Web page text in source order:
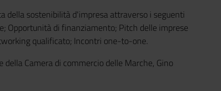
della sostenibilità d'impresa attraverso i seguenti
Opportunità di finanziamento; Pitch delle imprese
qualificato; Incontri one-to-one.
Camera di commercio delle Marche, Gino